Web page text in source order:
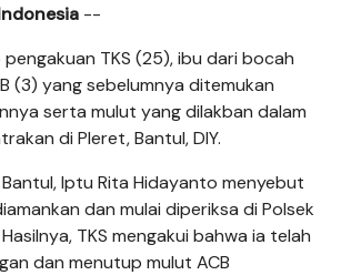
--
pengakuan TKS (25), ibu dari bocah
(3) yang sebelumnya ditemukan
serta mulut yang dilakban dalam
di Pleret, Bantul, DIY.
Bantul, Iptu Rita Hidayanto menyebut
dan mulai diperiksa di Polsek
TKS mengakui bahwa ia telah
dan menutup mulut ACB